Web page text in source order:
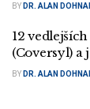
BY DR. ALAN
12
(Coversyl) a
BY DR. ALAN